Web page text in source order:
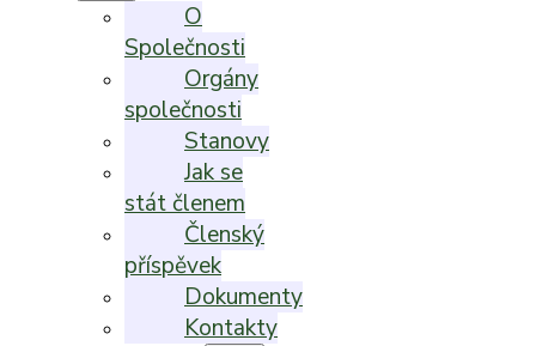
O
Společnosti
Orgány
společnosti
Stanovy
Jak se
stát členem
Členský
příspěvek
Dokumenty
Kontakty